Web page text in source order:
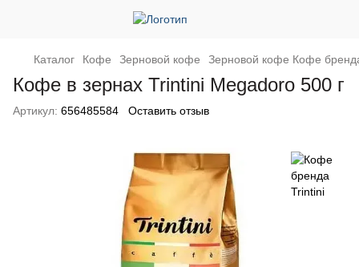
Каталог Кофе Зерновой кофе Зерновой кофе Кофе
Кофе в зернах Trintini Megadoro 500 г
Артикул: 656485584 Оставить отзыв